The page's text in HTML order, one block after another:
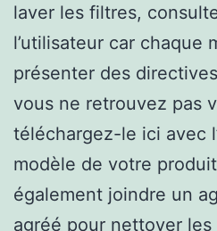
laver les filtres,
l’utilisateur car chaque
présenter des
vous ne retrouvez pas
téléchargez-le ici avec
modèle de votre
également joindre un
agréé pour nettoyer